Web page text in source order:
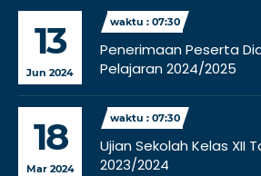
13
Jun 2024
waktu : 07:30
Penerimaan Peserta
Pelajaran 2024/2025
18
Mar 2024
waktu : 07:30
Ujian Sekolah Kelas XII
2023/2024